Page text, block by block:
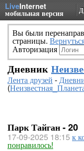
LiveInternet
мобильная версия
Вы были
страницы.
Авторизация
Дневник
Лента друзей -
(
Парк Тайган - 20
17-09-2025 18:15 к
понравилось!